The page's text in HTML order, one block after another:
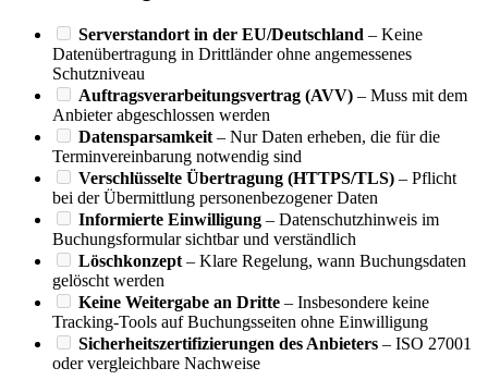
Serverstandort in der EU/Deutschland – Keine
Datenübertragung in Drittländer ohne angemessenes
Schutzniveau
Auftragsverarbeitungsvertrag (AVV) – Muss mit dem
Anbieter abgeschlossen werden
Datensparsamkeit – Nur Daten erheben, die für die
Terminvereinbarung notwendig sind
Verschlüsselte Übertragung (HTTPS/TLS) – Pflicht
bei der Übermittlung personenbezogener Daten
Informierte Einwilligung – Datenschutzhinweis im
Buchungsformular sichtbar und verständlich
Löschkonzept – Klare Regelung, wann Buchungsdaten
gelöscht werden
Keine Weitergabe an Dritte – Insbesondere keine
Tracking-Tools auf Buchungsseiten ohne Einwilligung
Sicherheitszertifizierungen des Anbieters – ISO 27001
oder vergleichbare Nachweise